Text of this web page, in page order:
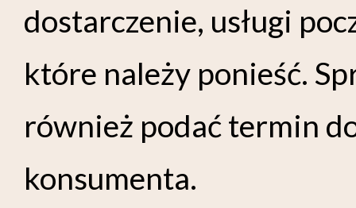
dostarczenie, usługi
które należy ponieść.
również podać termin
konsumenta.